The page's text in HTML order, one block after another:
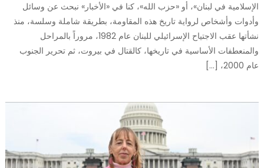
الإسلامية في لبنان»، أو «حزب الله»، كنا في «الأخبار» نبحث عن وسائل
وأدوات وأشخاص لرواية تاريخ هذه المقاومة، بطريقة شاملة وسلسة، منذ
نشأتها عقب الاجتياح الإسرائيلي للبنان عام 1982، مروراً بالمراحل
والمنعطفات الأساسية في تاريخها، كالقتال في بيروت، ثم تحرير الجنوب
عام 2000، […]